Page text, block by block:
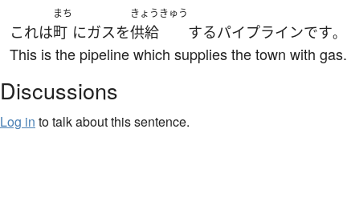
これは
まち
町 にガスを
きょうきゅう
供給 するパイプラインです。
This is the pipeline which supplies the town with gas.
Discussions
Log in to talk about this sentence.